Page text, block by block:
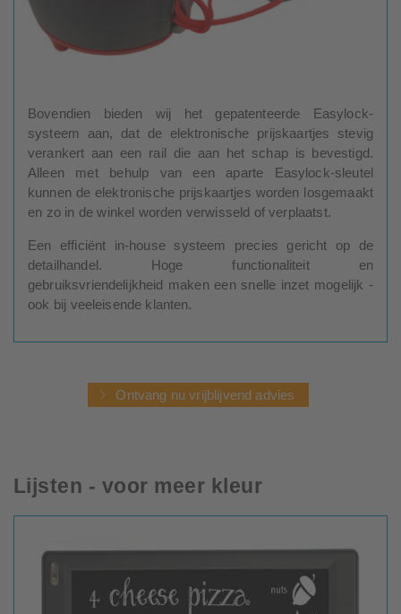
Bovendien bieden wij het gepatenteerde Easylock-
systeem aan, dat de elektronische prijskaartjes stevig
verankert aan een rail die aan het schap is bevestigd.
Alleen met behulp van een aparte Easylock-sleutel
kunnen de elektronische prijskaartjes worden losgemaakt
en zo in de winkel worden verwisseld of verplaatst.
Een efficiënt in-house systeem precies gericht op de
detailhandel. Hoge functionaliteit en
gebruiksvriendelijkheid maken een snelle inzet mogelijk -
ook bij veeleisende klanten.
Ontvang nu vrijblijvend advies
Lijsten - voor meer kleur